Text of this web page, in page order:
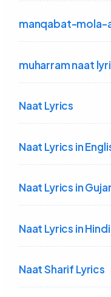
manqabat-mola-
muharram naat
Naat Lyrics
Naat Lyrics in
Naat Lyrics in
Naat Lyrics in Hindi
Naat Sharif Lyrics